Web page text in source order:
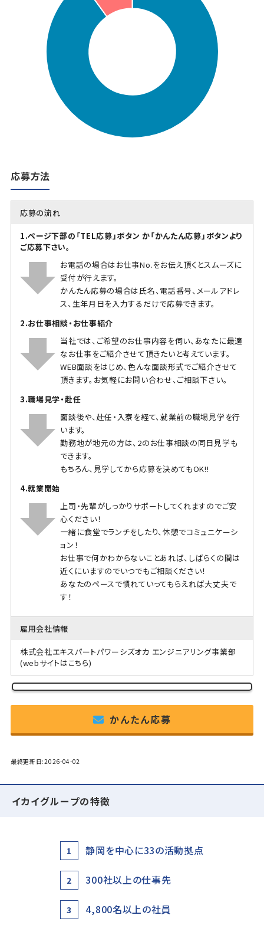
応募方法
応募の流れ
1.ページ下部の「TEL応募」ボタン か「かんたん応募」ボタンより
ご応募下さい。
お電話の場合はお仕事No.をお伝え頂くとスムーズに
受付が行えます。
かんたん応募の場合は氏名、電話番号、メールアドレ
ス、生年月日を入力するだけで応募できます。
2.お仕事相談・お仕事紹介
当社では、ご希望のお仕事内容を伺い、あなたに最適
なお仕事をご紹介させて頂きたいと考えています。
WEB面談をはじめ、色んな面談形式でご紹介させて
頂きます。お気軽にお問い合わせ、ご相談下さい。
3.職場見学・赴任
面談後や、赴任・入寮を経て、就業前の職場見学を行
います。
勤務地が地元の方は、2のお仕事相談の同日見学も
できます。
もちろん、見学してから応募を決めてもOK!!
4.就業開始
上司・先輩がしっかりサポートしてくれますのでご安
心ください！
一緒に食堂でランチをしたり、休憩でコミュニケーシ
ョン！
お仕事で何かわからないことあれば、しばらくの間は
近くにいますのでいつでもご相談ください！
あなたのペースで慣れていってもらえれば大丈夫で
す！
雇用会社情報
株式会社エキスパートパワーシズオカ エンジニアリング事業部
(webサイトはこちら)
かんたん応募
最終更新日:2026-04-02
イカイグループの特徴
1 静岡を中心に33の活動拠点
2 300社以上の仕事先
3 4,800名以上の社員